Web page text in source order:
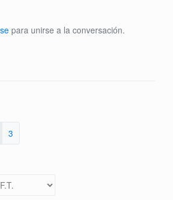
para unirse a la conversación.
3